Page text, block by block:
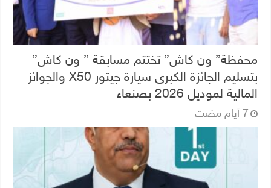
محفظة” ون كاش” تختتم مسابقة ” ون كاش”
بتسليم الجائزة الكبرى سيارة جيتور X50 والجوائز
المالية لموديل 2026 بصنعاء